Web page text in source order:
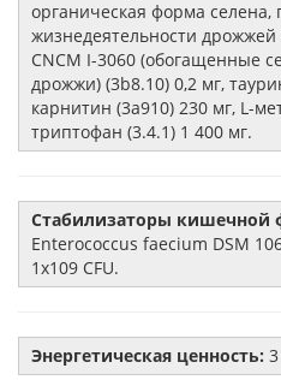
органическая форма селена,
жизнедеятельности дрожжей
CNCM I-3060 (обогащенные
дрожжи) (3b8.10) 0,2 мг,
карнитин (3a910) 230 мг, L-
триптофан (3.4.1) 1 400 мг.
Стабилизаторы кишечной
Enterococcus faecium DSM
1x109 CFU.
Энергетическая ценность: